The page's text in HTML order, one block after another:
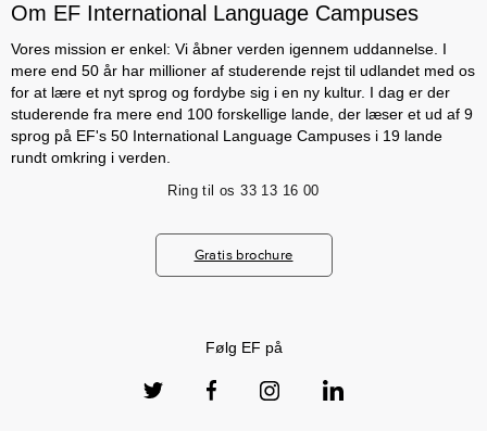
Om EF International Language Campuses
Vores mission er enkel: Vi åbner verden igennem uddannelse. I
mere end 50 år har millioner af studerende rejst til udlandet med os
for at lære et nyt sprog og fordybe sig i en ny kultur. I dag er der
studerende fra mere end 100 forskellige lande, der læser et ud af 9
sprog på EF's 50 International Language Campuses i 19 lande
rundt omkring i verden.
Ring til os 33 13 16 00
Gratis brochure
Følg EF på